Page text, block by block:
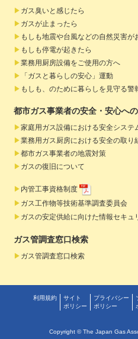
ガス臭いと感じたら
ガスが止まったら
もしも地震や台風などの自然災害が
もしも停電が起きたら
業務用厨房設備をご使用の方へ
「ガスと暮らしの安心」運動
もしも、のために暮らしを見守る警
都市ガス事業者の安全・安心へ
家庭用ガス設備における安全システ
業務用ガス厨房における安全の取り
都市ガス事業者の地震対策
ガスの復旧について
内管工事資格制度
ガス工作物等技術基準調査委員会
ガスの安定供給に向けた情報セキ
ガス管調査窓口検索
ガス管調査窓口検索
利用規約
サイト
ポリシー
プライバシー
ポリシー
Copyright © The Japan Gas